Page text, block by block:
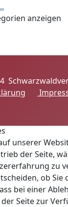
anzeigen
unserer
der Seite,
zu
ob Sie
bei einer
Seite zur